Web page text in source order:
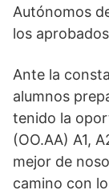
Autónomos
los
Ante la
alumnos
tenido la
(OO.AA) A1,
mejor de
camino con